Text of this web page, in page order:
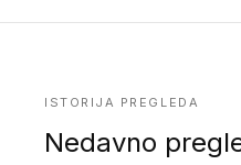
ISTORIJA PREGLEDA
Nedavno